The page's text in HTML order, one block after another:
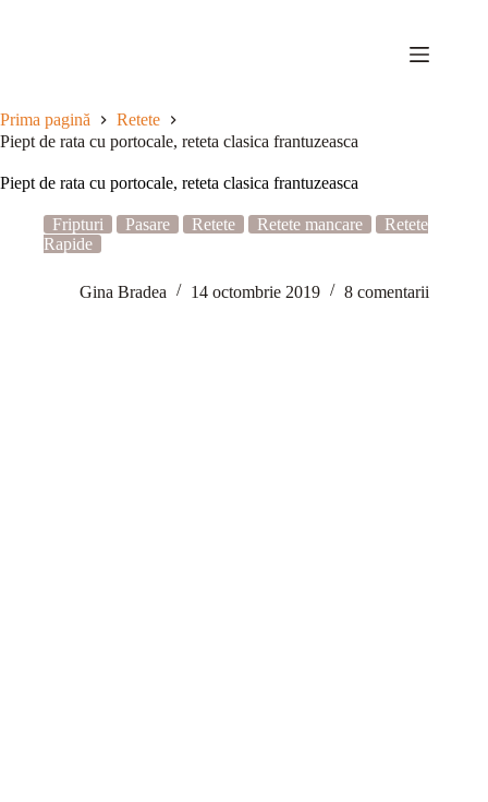
Prima pagină
Retete
Piept de rata cu portocale, reteta clasica frantuzeasca
Piept de rata cu portocale, reteta clasica frantuzeasca
Fripturi Pasare Retete Retete mancare
Retete
Rapide
Gina Bradea 14 octombrie 2019 8 comentarii